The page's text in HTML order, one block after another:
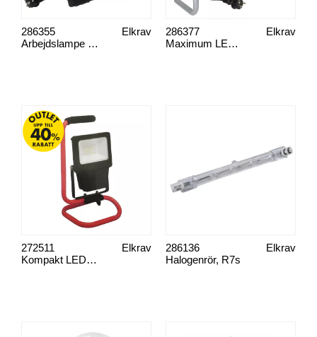
Arbejdslampe Compact LED 50W
Elkrav
286355
Maximum LED 80W
Elkrav
286377
Kompakt LED 20W bærbar
Elkrav
272511
Halogenrör, R7s
Elkrav
286136